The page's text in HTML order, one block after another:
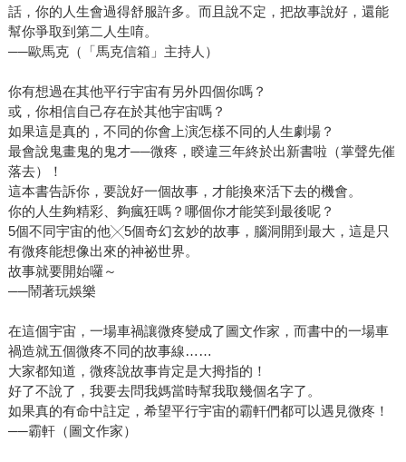
話，你的人生會過得舒服許多。而且說不定，把故事說好，還能
幫你爭取到第二人生唷。
──歐馬克（「馬克信箱」主持人）
你有想過在其他平行宇宙有另外四個你嗎？
或，你相信自己存在於其他宇宙嗎？
如果這是真的，不同的你會上演怎樣不同的人生劇場？
最會說鬼畫鬼的鬼才──微疼，睽違三年終於出新書啦（掌聲先催
落去）！
這本書告訴你，要說好一個故事，才能換來活下去的機會。
你的人生夠精彩、夠瘋狂嗎？哪個你才能笑到最後呢？
5個不同宇宙的他╳5個奇幻玄妙的故事，腦洞開到最大，這是只
有微疼能想像出來的神祕世界。
故事就要開始囉～
──鬧著玩娛樂
在這個宇宙，一場車禍讓微疼變成了圖文作家，而書中的一場車
禍造就五個微疼不同的故事線……
大家都知道，微疼說故事肯定是大拇指的！
好了不說了，我要去問我媽當時幫我取幾個名字了。
如果真的有命中註定，希望平行宇宙的霸軒們都可以遇見微疼！
──霸軒（圖文作家）